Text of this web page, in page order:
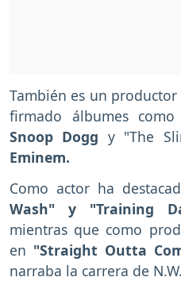
También es un
firmado álbumes
Snoop Dogg y "The
Eminem.
Como actor ha
Wash" y "Training
mientras que como
en "Straight Outta
narraba la carrera de